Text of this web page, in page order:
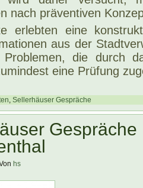
nach präventiven
erlebten eine
aus der
Problemen, die durch
eine Prüfung
, Sellerhäuser Gespräche
hs